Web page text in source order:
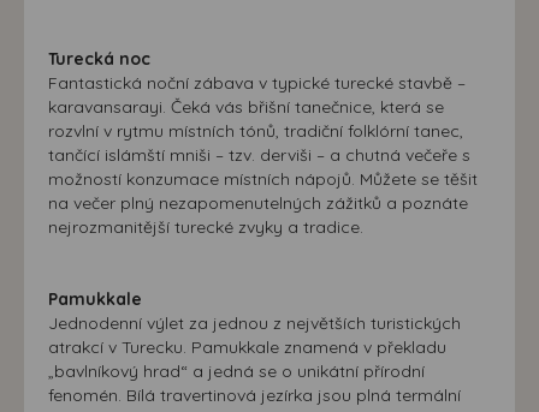
Turecká noc
Fantastická noční zábava v typické turecké stavbě –
karavansarayi. Čeká vás břišní tanečnice, která se
rozvlní v rytmu místních tónů, tradiční folklórní tanec,
tančící islámští mniši – tzv. derviši – a chutná večeře s
možností konzumace místních nápojů. Můžete se těšit
na večer plný nezapomenutelných zážitků a poznáte
nejrozmanitější turecké zvyky a tradice.
Pamukkale
Jednodenní výlet za jednou z největších turistických
atrakcí v Turecku. Pamukkale znamená v překladu
„bavlníkový hrad“ a jedná se o unikátní přírodní
fenomén. Bílá travertinová jezírka jsou plná termální